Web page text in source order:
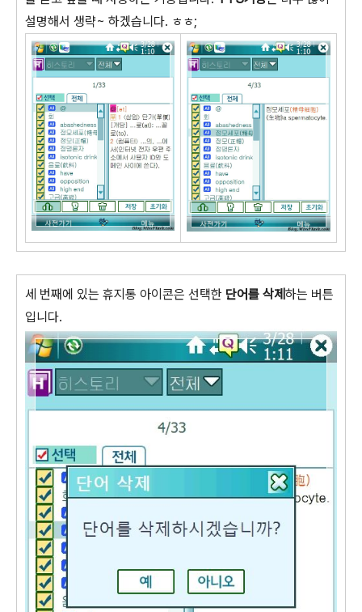
설명해서 생략~ 하겠습니다. ㅎㅎ;
세 번째에 있는 휴지통 아이콘은 선택한 단어를 삭제 하는 버튼
입니다.